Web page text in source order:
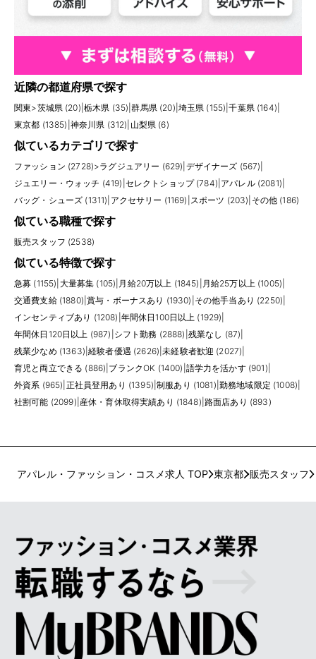
近隣の都道府県で探す
関東>茨城県 (20) 栃木県 (35) |群馬県 (20) 埼玉県 (155) |千葉県 (164)
東京都 (1385) 神奈川県 (312) 山梨県 (6)
似ているカテゴリで探す
ファッション (2728)>ラグジュアリー (629) デザイナーズ (567)
ジュエリー・ウォッチ (419) セレクトショップ (784) アパレル (2081)
バッグ・シューズ (1311) アクセサリー (1169) スポーツ (203) その他 (186)
似ている職種で探す
販売スタッフ (2538)
似ている特徴で探す
急募 (1155) 大量募集 (105) 月給20万以上 (1845) 月給25万以上 (1005)
交通費支給 (1880) |賞与・ボーナスあり (1930) その他手当あり (2250)
インセンティブあり (1208) 年間休日100日以上 (1929)
年間休日120日以上 (987) シフト勤務 (2888) 残業なし (87)
残業少なめ (1363) |経験者優遇 (2626) |未経験者歓迎 (2027)
育児と両立できる (886) ブランクOK (1400) 語学力を活かす (901)
外資系 (965) 正社員登用あり (1395) |制服あり (1081) 勤務地域限定 (1008)
社割可能 (2099) 産休・育休取得実績あり (1848) 路面店あり (893)
アパレル・ファッション・コスメ求人 TOP 東京都 販売スタッフ